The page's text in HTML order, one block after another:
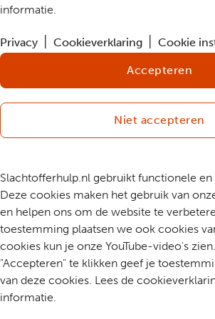
informatie.
Privacy Cookieverklaring Cookie
Accepteren
Niet accepteren
Slachtofferhulp.nl gebruikt functionele en
Deze cookies maken het gebruik van
en helpen ons om de website te
toestemming plaatsen we ook cookies
cookies kun je onze YouTube-video's
"Accepteren" te klikken geef je
van deze cookies. Lees de
informatie.